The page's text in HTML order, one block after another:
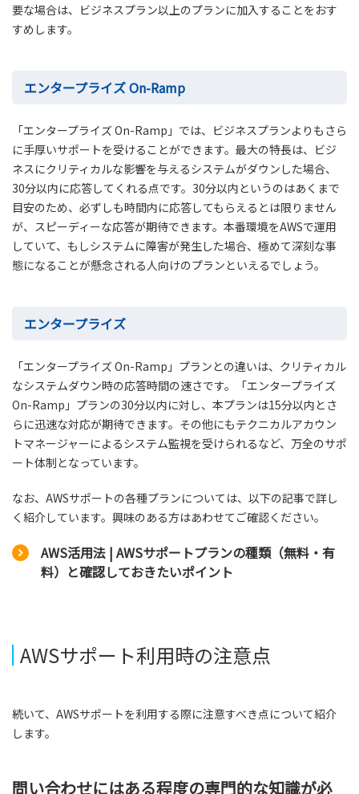
要な場合は、ビジネスプラン以上のプランに加入することをおす
すめします。
エンタープライズ On-Ramp
「エンタープライズ On-Ramp」では、ビジネスプランよりもさら
に手厚いサポートを受けることができます。最大の特長は、ビジ
ネスにクリティカルな影響を与えるシステムがダウンした場合、
30分以内に応答してくれる点です。30分以内というのはあくまで
目安のため、必ずしも時間内に応答してもらえるとは限りません
が、スピーディーな応答が期待できます。本番環境をAWSで運用
していて、もしシステムに障害が発生した場合、極めて深刻な事
態になることが懸念される人向けのプランといえるでしょう。
エンタープライズ
「エンタープライズ On-Ramp」プランとの違いは、クリティカル
なシステムダウン時の応答時間の速さです。「エンタープライズ
On-Ramp」プランの30分以内に対し、本プランは15分以内とさ
らに迅速な対応が期待できます。その他にもテクニカルアカウン
トマネージャーによるシステム監視を受けられるなど、万全のサポ
ート体制となっています。
なお、AWSサポートの各種プランについては、以下の記事で詳し
く紹介しています。興味のある方はあわせてご確認ください。
AWS活用法 | AWSサポートプランの種類（無料・有
料）と確認しておきたいポイント
AWSサポート利用時の注意点
続いて、AWSサポートを利用する際に注意すべき点について紹介
します。
問い合わせにはある程度の専門的な知識が必